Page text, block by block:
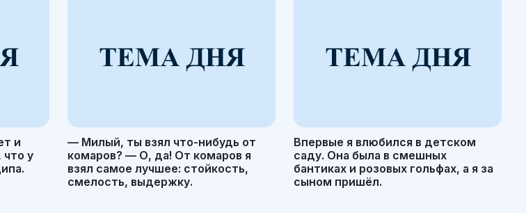
и
у
— Милый, ты взял что-нибудь от
комаров? — О, да! От комаров я
взял самое лучшее: стойкость,
смелость, выдержку.
Впервые я влюбился в детском
саду. Она была в смешных
бантиках и розовых гольфах, а я за
сыном пришёл.